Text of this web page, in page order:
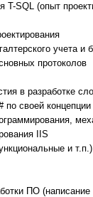
T-SQL (опыт
учета и
протоколов
в разработке
по своей
IIS
и т.п.)
ПО